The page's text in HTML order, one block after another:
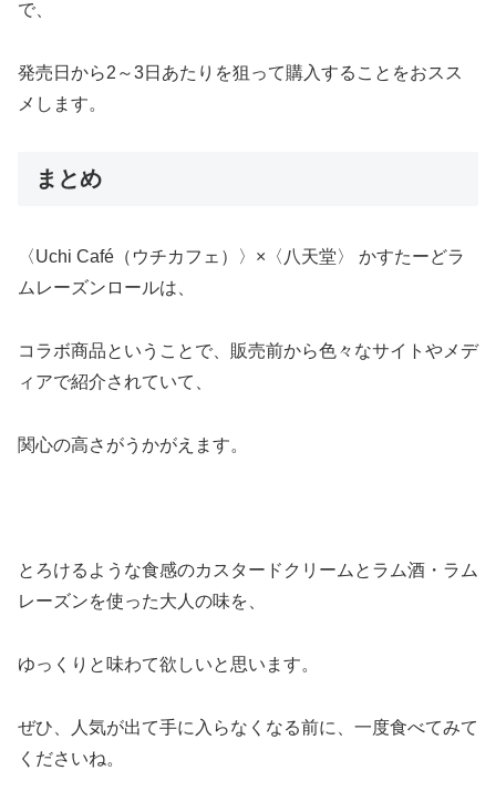
で、
発売日から2～3日あたりを狙って購入することをおスス
メします。
まとめ
〈Uchi Café（ウチカフェ）〉×〈八天堂〉 かすたーどラ
ムレーズンロールは、
コラボ商品ということで、販売前から色々なサイトやメデ
ィアで紹介されていて、
関心の高さがうかがえます。
とろけるような食感のカスタードクリームとラム酒・ラム
レーズンを使った大人の味を、
ゆっくりと味わて欲しいと思います。
ぜひ、人気が出て手に入らなくなる前に、一度食べてみて
くださいね。